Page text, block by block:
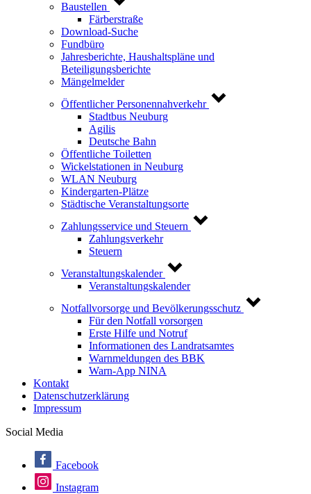
Baustellen
Färberstraße
Download-Suche
Fundbüro
Jahresberichte, Haushaltspläne und
Beteiligungsberichte
Mängelmelder
Öffentlicher Personennahverkehr
Stadtbus Neuburg
Agilis
Deutsche Bahn
Öffentliche Toiletten
Wickelstationen in Neuburg
WLAN Neuburg
Kindergarten-Plätze
Städtische Veranstaltungsorte
Zahlungsservice und Steuern
Zahlungsverkehr
Steuern
Veranstaltungskalender
Veranstaltungskalender
Notfallvorsorge und Bevölkerungsschutz
Für den Notfall vorsorgen
Erste Hilfe und Notruf
Informationen des Landratsamtes
Warnmeldungen des BBK
Warn-App NINA
Kontakt
Datenschutzerklärung
Impressum
Social Media
Facebook
Instagram